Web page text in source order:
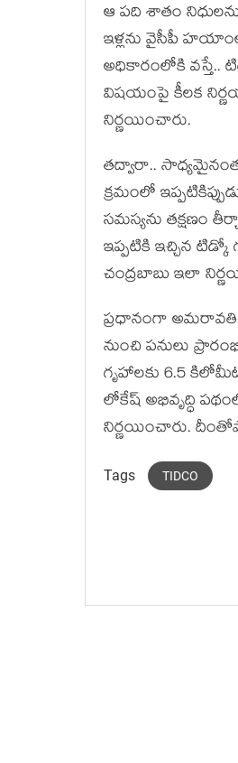
ఆ ప‌ది శాతం
ఇళ్ల‌ను వైసీపీ
అధికారంలోకి వ‌స్తే..
విష‌యంపై కీల‌క‌
నిర్ణ‌యించారు.
త‌ద్వారా.. సాధ్య‌మైనంత
క్ర‌మంలో
స‌మ‌స్య‌ను త‌క్ష‌ణం
ఇప్ప‌టికి ఇచ్చిన‌
చంద్ర‌బాబు ఇలా
ప్ర‌ధానంగా అమ‌రావ‌తి
నుంచి పనులు
గృహాలకు 6.5
లోకేష్ అభివృద్ధి
నిర్ణ‌యించారు.
Tags TIDCO